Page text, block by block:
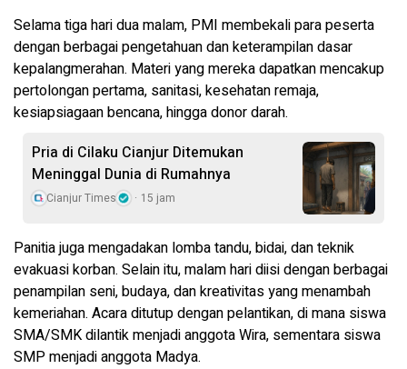
Selama tiga hari dua malam, PMI membekali para peserta
dengan berbagai pengetahuan dan keterampilan dasar
kepalangmerahan. Materi yang mereka dapatkan mencakup
pertolongan pertama, sanitasi, kesehatan remaja,
kesiapsiagaan bencana, hingga donor darah.
Pria di Cilaku Cianjur Ditemukan
Meninggal Dunia di Rumahnya
Cianjur Times 15 jam
Panitia juga mengadakan lomba tandu, bidai, dan teknik
evakuasi korban. Selain itu, malam hari diisi dengan berbagai
penampilan seni, budaya, dan kreativitas yang menambah
kemeriahan. Acara ditutup dengan pelantikan, di mana siswa
SMA/SMK dilantik menjadi anggota Wira, sementara siswa
SMP menjadi anggota Madya.